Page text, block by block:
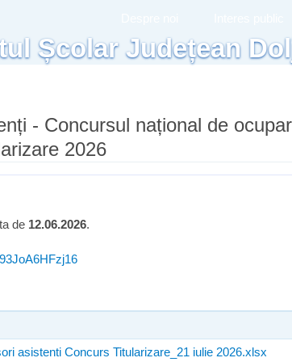
principal
Școlar Județean
- Concursul național de
2026
de 12.06.2026.
asistenti Concurs Titularizare_21 iulie 2026.xlsx